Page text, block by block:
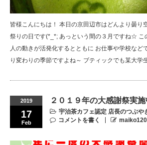
皆様こんにちは！ 本日の京田辺市はどんより曇り
祭りの日です(*_*; あっという間の３月ですね☆ こ
人の動きが活発化するとともに お仕事や学校など
り変わりの季節ですよね～ ブティックでも某大
2019
17
Feb
２０１９年の大感謝祭実施
宇治茶カフェ認定 店長のつぶや
コメントを書く